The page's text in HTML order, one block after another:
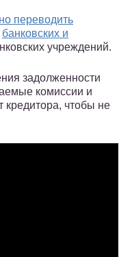
переводить
банковских и
учреждений.
задолженности
комиссии и
кредитора, чтобы не